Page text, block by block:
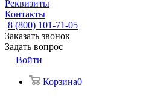
Реквизиты
Контакты
8 (800) 101-71-05
Заказать звонок
Задать вопрос
Войти
Корзина0